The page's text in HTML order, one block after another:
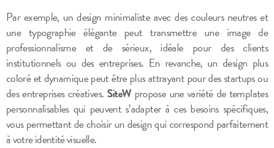
Par exemple, un design minimaliste avec des couleurs neutres et
une typographie élégante peut transmettre une image de
professionnalisme et de sérieux, idéale pour des clients
institutionnels ou des entreprises. En revanche, un design plus
coloré et dynamique peut être plus attrayant pour des startups ou
des entreprises créatives. SiteWpropose une variété de templates
personnalisables qui peuvent s’adapter à ces besoins spécifiques,
vous permettant de choisir un design qui correspond parfaitement
à votre identité visuelle.